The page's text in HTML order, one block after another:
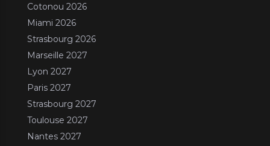
Cotonou 2026
Miami 2026
Strasbourg 2026
Marseille 2027
Lyon 2027
Paris 2027
Strasbourg 2027
Toulouse 2027
Nantes 2027